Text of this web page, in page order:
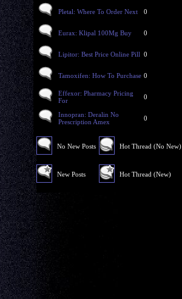
Pletal: Where To Order Next 0
Eurax: Klipal 100Mg Buy 0
Lipitor: Best Price Online Pill 0
Tamoxifen: How To Purchase 0
Effexor: Pharmacy Pricing
For
0
Innopran: Deralin No
Prescription Amex
0
No New Posts
New Posts
Hot Thread (No New)
Hot Thread (New)